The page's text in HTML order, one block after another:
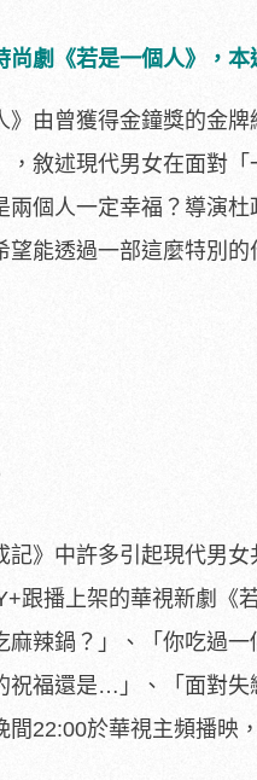
尚劇《若是一個人》，本
》由曾獲得金鐘獎的金
敘述現代男女在面對「
兩個人一定幸福？ 導演杜
望能透過一部這麼特別的
記》中許多引起現代男女
跟播上架的華視新劇《
麻辣鍋？」、「你吃過一
祝福還是…」、
「面對
間22:00於華視主頻播映